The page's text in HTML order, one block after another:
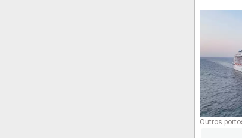
Outros